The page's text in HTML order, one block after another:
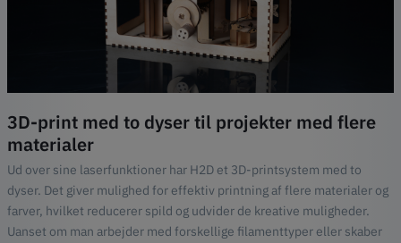
3D-print med to dyser til projekter med flere
materialer
Ud over sine laserfunktioner har H2D et 3D-printsystem med to
dyser. Det giver mulighed for effektiv printning af flere materialer og
farver, hvilket reducerer spild og udvider de kreative muligheder.
Uanset om man arbejder med forskellige filamenttyper eller skaber